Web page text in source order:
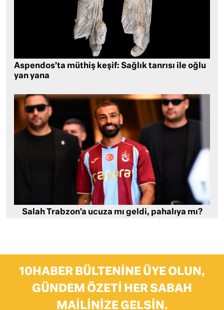
Aspendos’ta müthiş keşif: Sağlık tanrısı ile oğlu
yan yana
Salah Trabzon’a ucuza mı geldi, pahalıya mı?
10HABER BÜLTENINE ÜYE OLUN,
GÜNDEM ÖZETI HER SABAH
MAILINIZE GELSIN.